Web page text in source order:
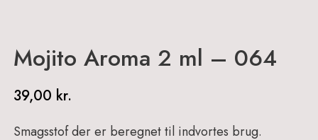
Mojito Aroma 2 ml – 064
39,00 kr.
Smagsstof der er beregnet til indvortes brug.